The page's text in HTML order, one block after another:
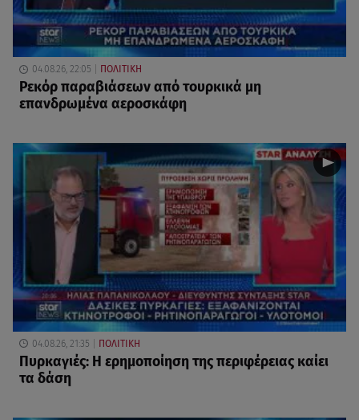
04.08.26, 22:05 ΠΟΛΙΤΙΚΗ
Ρεκόρ παραβιάσεων από τουρκικά μη
επανδρωμένα αεροσκάφη
04.08.26, 21:35 ΠΟΛΙΤΙΚΗ
Πυρκαγιές: Η ερημοποίηση της περιφέρειας καίει
τα δάση